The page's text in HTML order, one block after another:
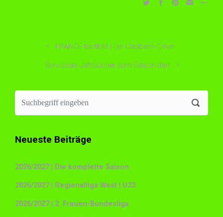
FRANCE football | Die Gladbach-Cover
Borussias Jahrbücher zum Saisonstart
Neueste Beiträge
2026/2027 | Die komplette Saison
2026/2027 | Regionalliga West | U23
2026/2027 | 2. Frauen-Bundesliga